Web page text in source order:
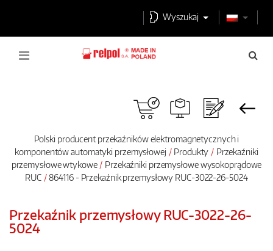
Wyszukaj
Polski producent przekaźników elektromagnetycznych i
komponentów automatyki przemysłowej
Produkty
Przekaźniki
przemysłowe wtykowe
Przekaźniki przemysłowe wysokoprądowe
RUC
864116 - Przekaźnik przemysłowy RUC-3022-26-5024
Przekaźnik przemysłowy RUC-3022-26-
5024